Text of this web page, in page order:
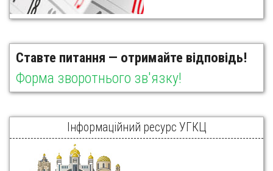
Ставте питання — отримайте відповідь!
Форма зворотнього зв'язку!
Інформаційний ресурс УГКЦ